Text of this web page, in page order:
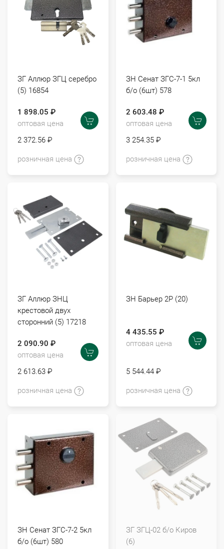
ЗГ Аллюр ЗГЦ серебро
(5) 16854
1 898.05 ₽
оптовая цена
2 372.56 ₽
розничная цена
ЗН Сенат ЗГС-7-1 5кл
б/о (6шт) 578
2 603.48 ₽
оптовая цена
3 254.35 ₽
розничная цена
ЗГ Аллюр ЗНЦ
крестовой двух
сторонний (5) 17218
2 090.90 ₽
оптовая цена
2 613.63 ₽
розничная цена
ЗН Барьер 2Р (20)
4 435.55 ₽
оптовая цена
5 544.44 ₽
розничная цена
ЗН Сенат ЗГС-7-2 5кл
б/о (6шт) 580
ЗГ ЗГЦ-02 б/о Киров
(6)